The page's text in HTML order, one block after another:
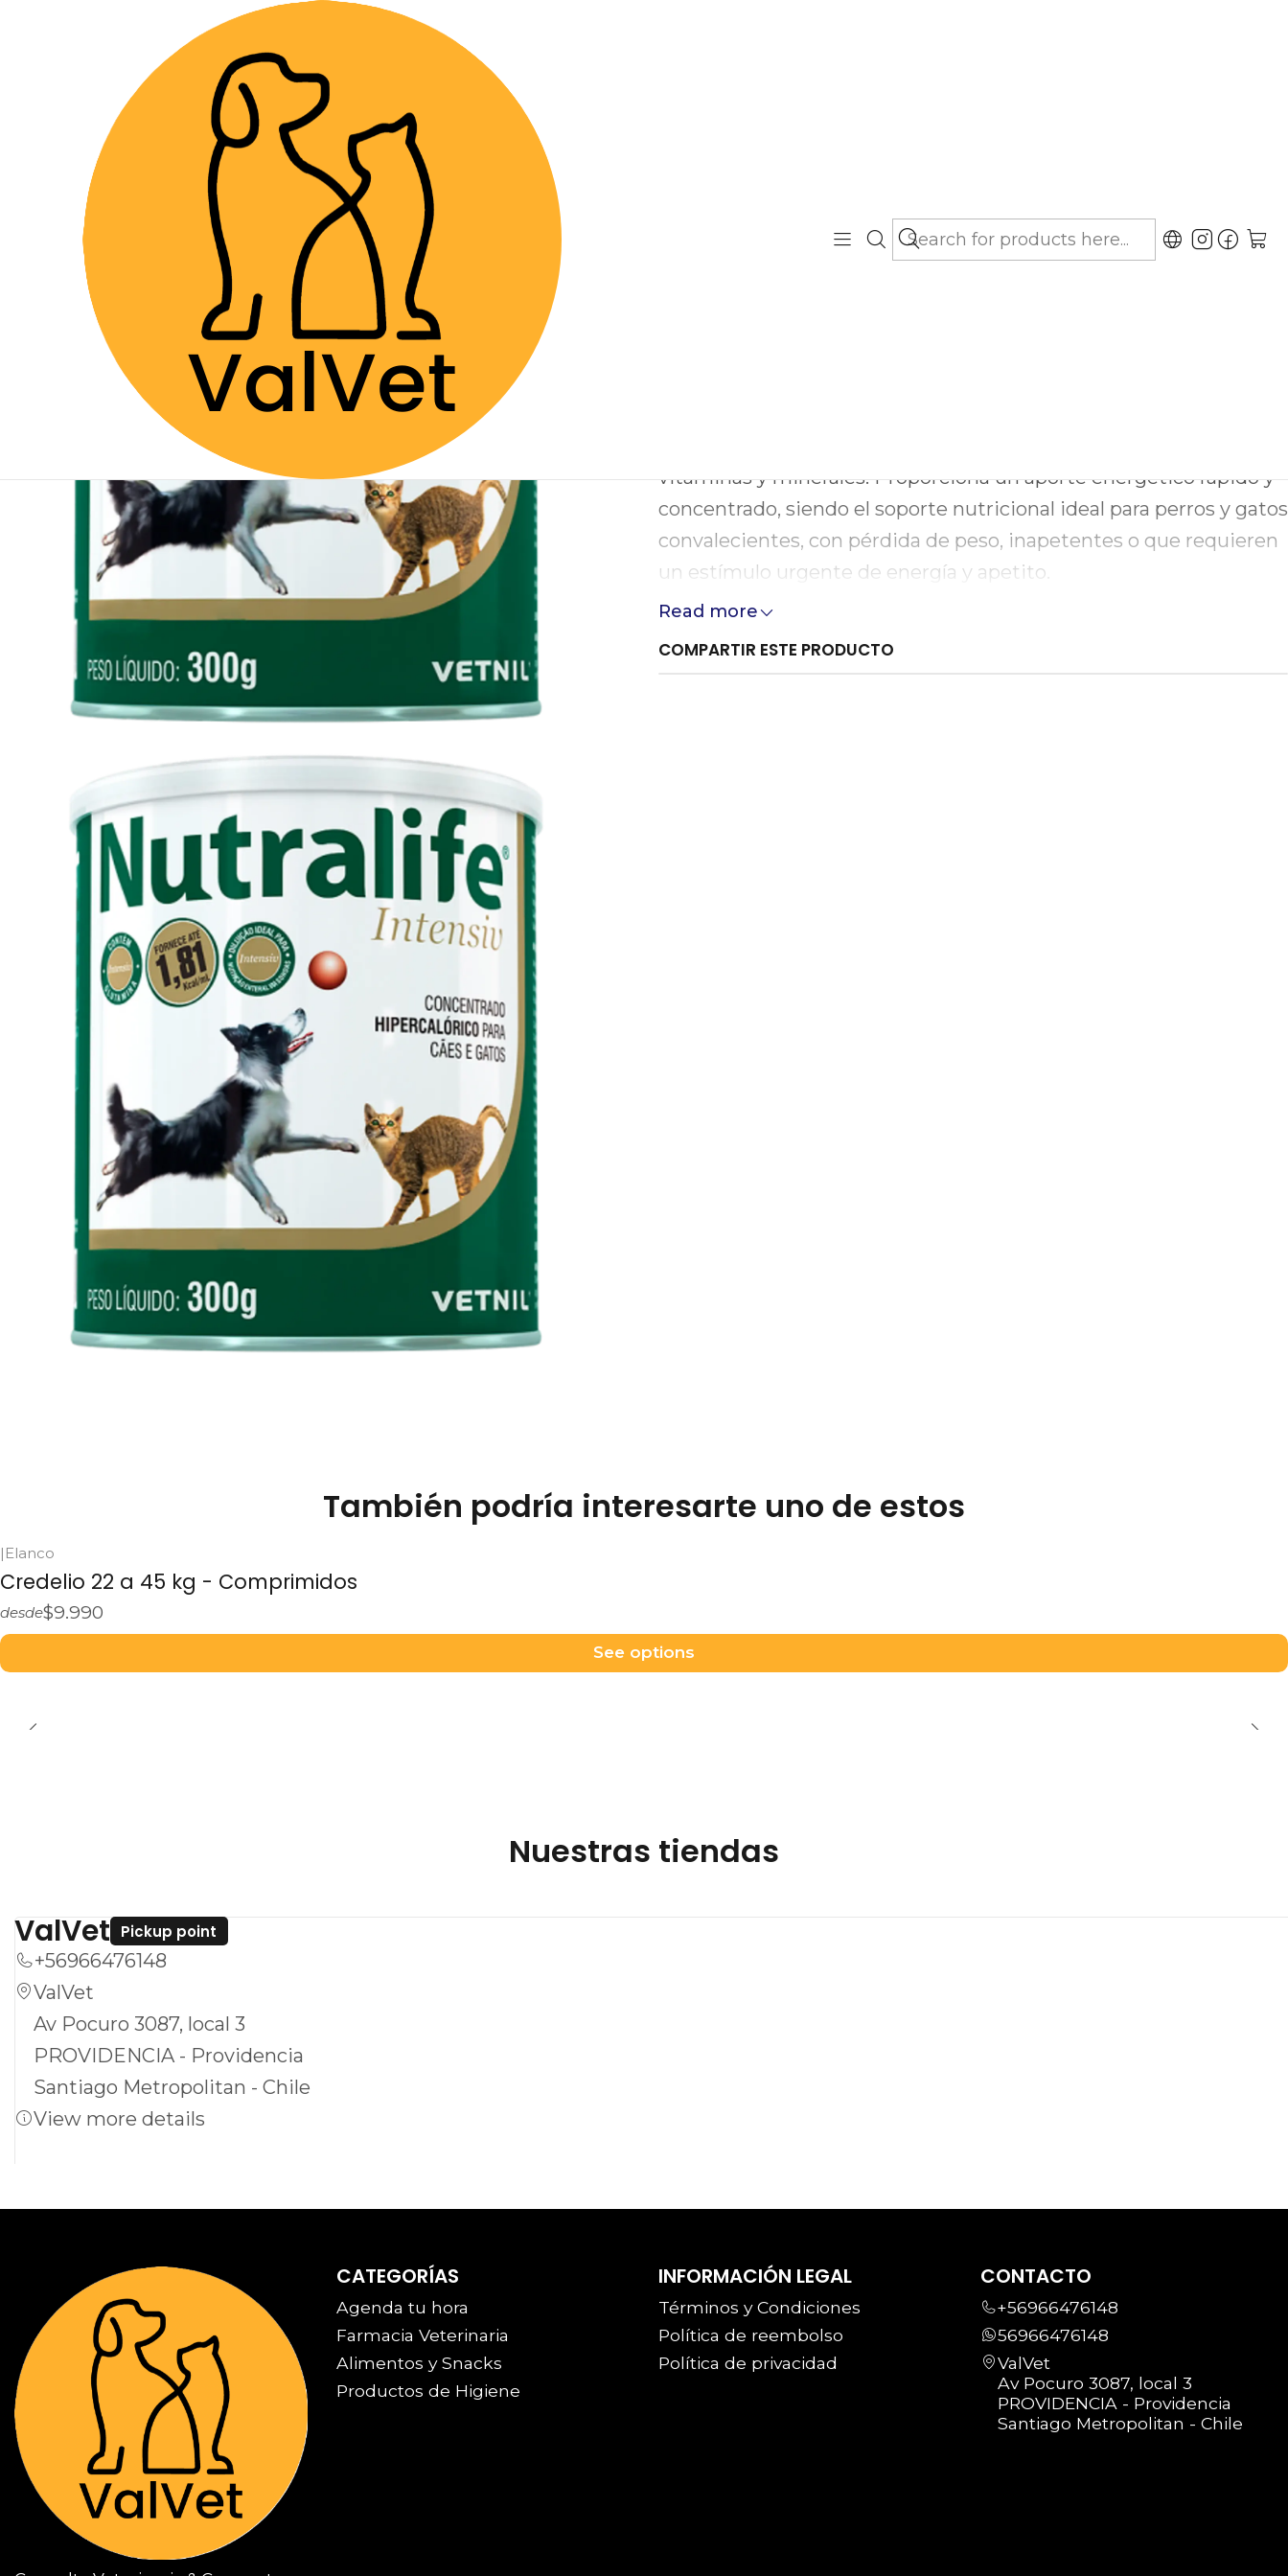
Despacho GRATIS por compras sobre $89.990
Farmacia Veterinaria Suplementos Nutralife 300 gr - Suplemento Calórico
Agregar al Carro Buy now
vitaminas y minerales. Proporciona un aporte energético rápido y
concentrado, siendo el soporte nutricional ideal para perros y gatos
convalecientes, con pérdida de peso, inapetentes o que requieren
un estímulo urgente de energía y apetito.
Read more
COMPARTIR ESTE PRODUCTO
También podría interesarte uno de estos
| Elanco
Credelio 22 a 45 kg - Comprimidos
desde$9.990
See options
Nuestras tiendas
ValVet Pickup point
+56966476148
ValVet
Av Pocuro 3087, local 3
PROVIDENCIA - Providencia
Santiago Metropolitan - Chile
View more details
CATEGORÍAS
Agenda tu hora
Farmacia Veterinaria
Alimentos y Snacks
Productos de Higiene
INFORMACIÓN LEGAL
Términos y Condiciones
Política de reembolso
Política de privacidad
CONTACTO
+56966476148
56966476148
ValVet
Av Pocuro 3087, local 3
PROVIDENCIA - Providencia
Santiago Metropolitan - Chile